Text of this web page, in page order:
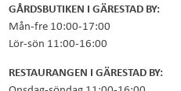
GÅRDSBUTIKEN I GÄRESTAD BY:
Mån-fre 10:00-17:00
Lör-sön 11:00-16:00
RESTAURANGEN I GÄRESTAD BY: